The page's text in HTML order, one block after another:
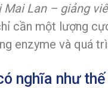
Mai Lan – giảng
cần một lượng
enzyme và quá
nghĩa như